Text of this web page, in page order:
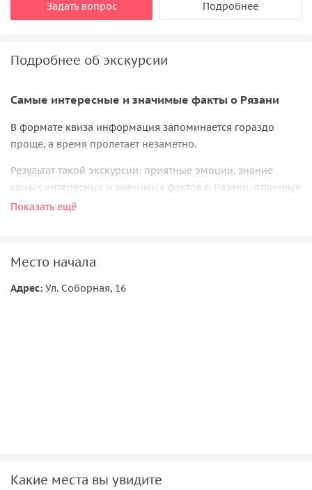
Задать вопрос Подробнее
Подробнее об экскурсии
Самые интересные и значимые факты о Рязани
В формате квиза информация запоминается гораздо
проще, а время пролетает незаметно.
Результат такой экскурсии: приятные эмоции, знание
самых интересных и значимых фактов о Рязани, отличные
фото в ваших смартфонах и желание вернуться!
Показать ещё
Место начала
Адрес: Ул. Соборная, 16
Какие места вы увидите